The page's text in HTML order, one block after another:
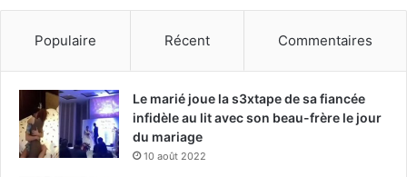
Populaire Récent Commentaires
Le marié joue la s3xtape de sa fiancée
infidèle au lit avec son beau-frère le jour
du mariage
10 août 2022